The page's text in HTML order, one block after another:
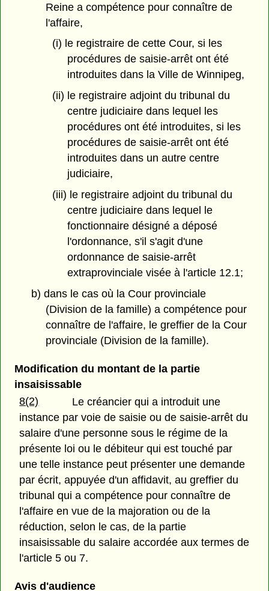
Reine a compétence pour connaître de
l'affaire,
(i) le registraire de cette Cour, si les
procédures de saisie-arrêt ont été
introduites dans la Ville de Winnipeg,
(ii) le registraire adjoint du tribunal du
centre judiciaire dans lequel les
procédures ont été introduites, si les
procédures de saisie-arrêt ont été
introduites dans un autre centre
judiciaire,
(iii) le registraire adjoint du tribunal du
centre judiciaire dans lequel le
fonctionnaire désigné a déposé
l'ordonnance, s'il s'agit d'une
ordonnance de saisie-arrêt
extraprovinciale visée à l'article 12.1;
b) dans le cas où la Cour provinciale
(Division de la famille) a compétence pour
connaître de l'affaire, le greffier de la Cour
provinciale (Division de la famille).
Modification du montant de la partie
insaisissable
8(2)
Le créancier qui a introduit une
instance par voie de saisie ou de saisie-arrêt du
salaire d'une personne sous le régime de la
présente loi ou le débiteur qui est touché par
une telle instance peut présenter une demande
par écrit, appuyée d'un affidavit, au greffier du
tribunal qui a compétence pour connaître de
l'affaire en vue de la majoration ou de la
réduction, selon le cas, de la partie
insaisissable du salaire accordée aux termes de
l'article 5 ou 7.
Avis d'audience